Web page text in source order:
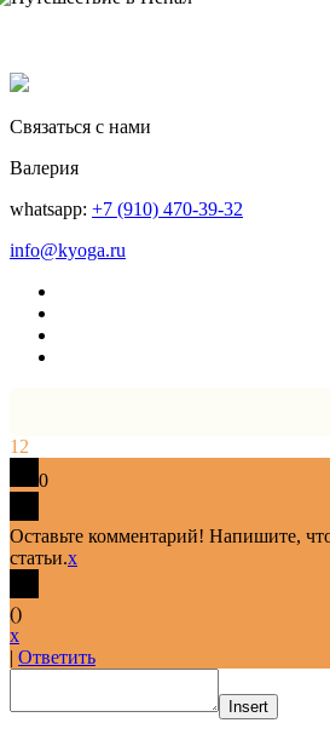
Связаться с нами
Валерия
whatsapp: +7 (910) 470-39-32
info@kyoga.ru
12
0
Оставьте комментарий! Напишите,
статьи.x
()
x
| Ответить
Insert